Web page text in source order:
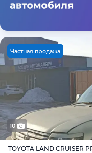
Частная продажа
10
TOYOTA LAND CRUISER